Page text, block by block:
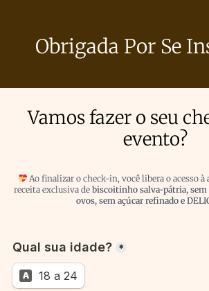
Obrigada Por Se
Vamos fazer o seu
evento?
Ao finalizar o check-in, você libera o acesso à
receita exclusiva de biscoitinho salva-pátria,
ovos, sem açúcar refinado e